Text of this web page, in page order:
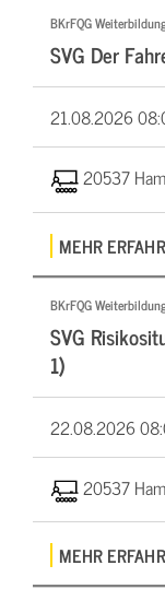
BKrFQG
SVG Der
21.08.2026
20537
MEHR
BKrFQG
SVG
1)
22.08.2026
20537
MEHR